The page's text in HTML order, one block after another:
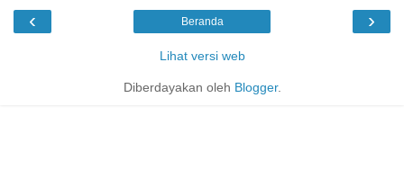
‹ ›
Beranda
Lihat versi web
Diberdayakan oleh Blogger.